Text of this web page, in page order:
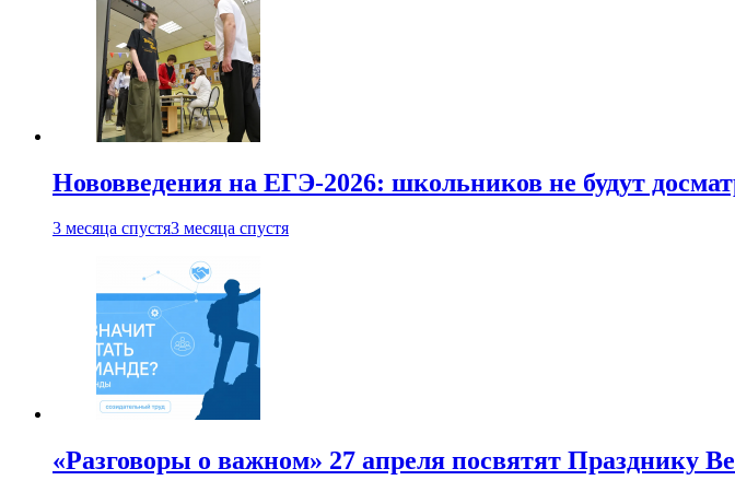
Нововведения на ЕГЭ-2026: школьников не будут
3 месяца спустя3 месяца спустя
«Разговоры о важном» 27 апреля посвятят Празднику